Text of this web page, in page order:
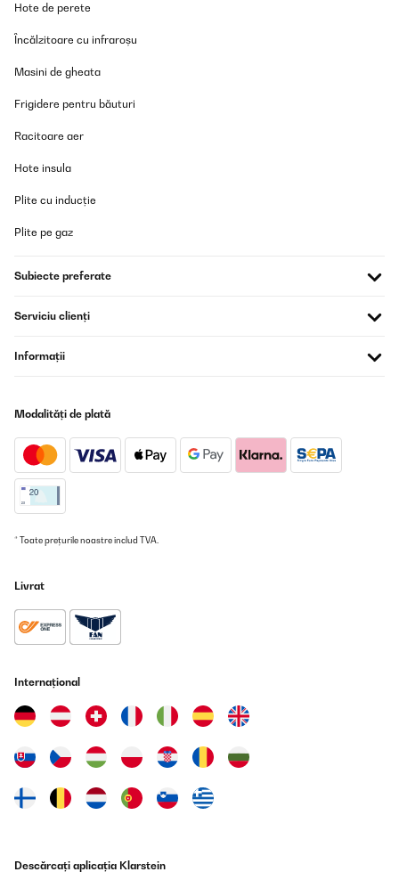
Hote de perete
Încălzitoare cu infraroșu
Masini de gheata
Frigidere pentru băuturi
Racitoare aer
Hote insula
Plite cu inducție
Plite pe gaz
Subiecte preferate
Serviciu clienți
Informații
Modalități de plată
* Toate prețurile noastre includ TVA.
Livrat
Internațional
Descărcați aplicația Klarstein